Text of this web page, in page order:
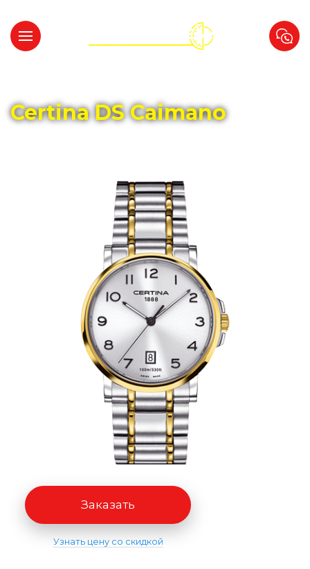
Certina DS Caimano
Заказать
Узнать цену со скидкой